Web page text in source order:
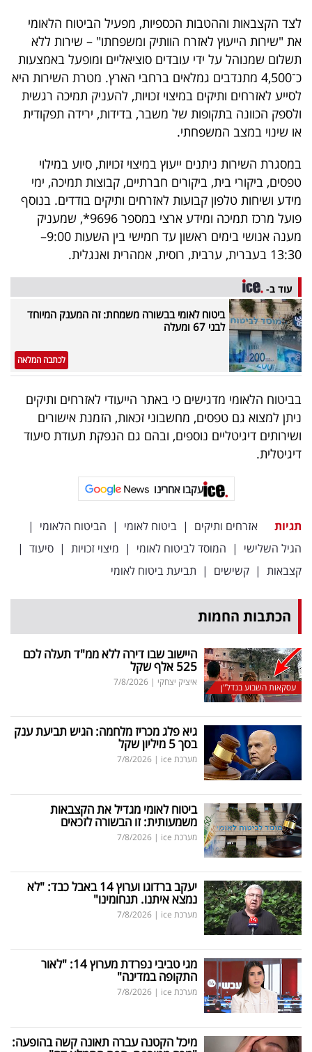
לצד הקצבאות וההטבות הכספיות, מפעיל הביטוח הלאומי
את "שירות הייעוץ לאזרח הוותיק ומשפחתו" – שירות ללא
תשלום שמנוהל על ידי עובדים סוציאליים ומופעל באמצעות
כ־4,500 מתנדבים גמלאים ברחבי הארץ. מטרת השירות היא
לסייע לאזרחים ותיקים במיצוי זכויות, להעניק תמיכה רגשית
ולספק הכוונה בתקופות של משבר, בדידות, ירידה תפקודית
או שינוי במצב המשפחתי.
במסגרת השירות ניתנים ייעוץ במיצוי זכויות, סיוע במילוי
טפסים, ביקורי בית, ביקורים חברתיים, קבוצות תמיכה, ימי
מידע ושיחות טלפון קבועות לאזרחים ותיקים בודדים. בנוסף
פועל מרכז תמיכה ומידע ארצי במספר 9696*, שמעניק
מענה אנושי בימים ראשון עד חמישי בין השעות 9:00–
13:30 בעברית, ערבית, רוסית, אמהרית ואנגלית.
עוד ב-
ביטוח לאומי בבשורה משמחת: זה המענק המיוחד
לבני 67 ומעלה
לכתבה המלאה
בביטוח הלאומי מדגישים כי באתר הייעודי לאזרחים ותיקים
ניתן למצוא גם טפסים, מחשבוני זכאות, הזמנת אישורים
ושירותים דיגיטליים נוספים, ובהם גם הנפקת תעודת סיעוד
דיגיטלית.
עקבו אחרינו
תגיות אזרחים ותיקים | ביטוח לאומי | הביטוח הלאומי |
הגיל השלישי | המוסד לביטוח לאומי | מיצוי זכויות | סיעוד |
קצבאות | קשישים | תביעת ביטוח לאומי
הכתבות החמות
עסקאות השבוע בנדל"ן
היישוב שבו דירה ללא ממ"ד תעלה לכם
525 אלף שקל
איציק יצחקי |
7/8/2026
גיא פלג מכריז מלחמה: הגיש תביעת ענק
בסך 5 מיליון שקל
מערכת ice |
7/8/2026
ביטוח לאומי מגדיל את הקצבאות
משמעותית: זו הבשורה לזכאים
מערכת ice |
7/8/2026
יעקב ברדוגו וערוץ 14 באבל כבד: "לא
נמצא איתנו. תנחומינו"
מערכת ice |
7/8/2026
מגי טביבי נפרדת מערוץ 14: "לאור
התקופה במדינה"
מערכת ice |
7/8/2026
מיכל הקטנה עברה תאונה קשה בהופעה: